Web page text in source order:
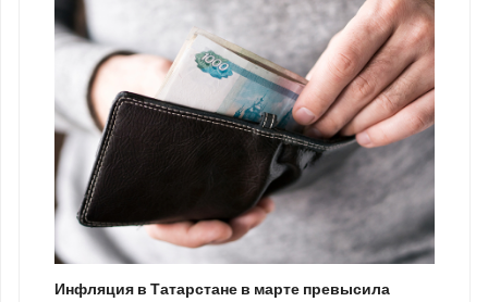
Инфляция в Татарстане в марте превысила